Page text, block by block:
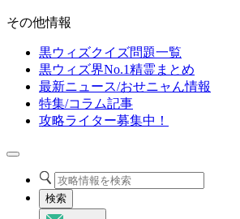
その他情報
黒ウィズクイズ問題一覧
黒ウィズ界No.1精霊まとめ
最新ニュース/おせニャん情報
特集/コラム記事
攻略ライター募集中！
検索